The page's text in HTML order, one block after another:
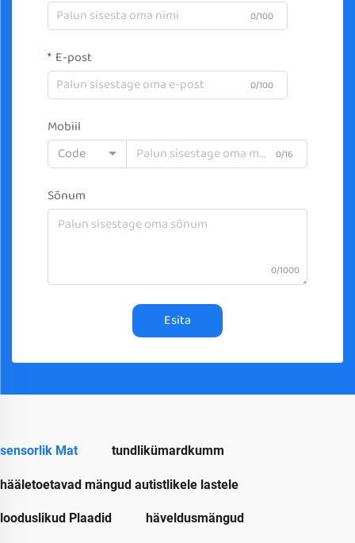
0/100
E-post
0/100
Mobiil
Code
0/16
Sõnum
0/1000
Esita
sensorlik Mat tundlikümardkumm
hääletoetavad mängud autistlikele lastele
looduslikud Plaadid häveldusmängud